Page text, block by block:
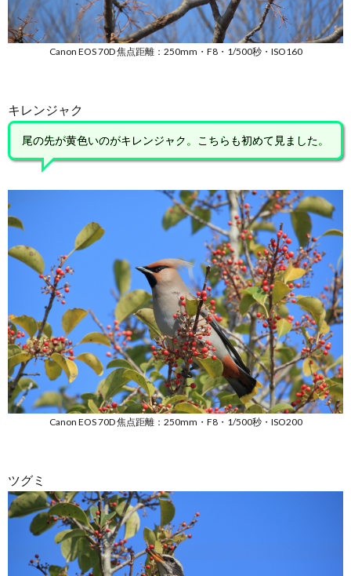
Canon EOS 70D 焦点距離：250mm・F8・1/500秒・ISO160
キレンジャク
尾の先が黄色いのがキレンジャク。こちらも初めて見ました。
Canon EOS 70D 焦点距離：250mm・F8・1/500秒・ISO200
ツグミ